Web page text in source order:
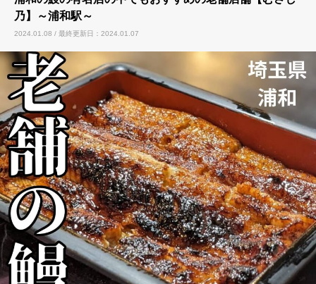
乃】～浦和駅～
2024.01.08 / 最終更新日：2024.01.07